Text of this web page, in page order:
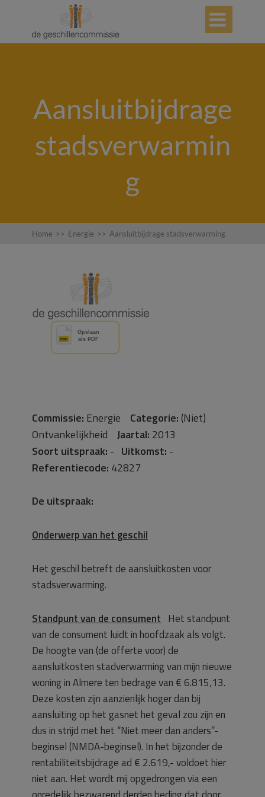

Aansluitbijdrage
stadsverwarmin
g
Home >> Energie >> Aansluitbijdrage stadsverwarming
Commissie: Energie Categorie:(Niet)
Ontvankelijkheid Jaartal: 2013
Soort uitspraak: - Uitkomst: -
Referentiecode: 42827
De uitspraak:
Onderwerp van het geschil
Het geschil betreft de aansluitkosten voor
stadsverwarming.
Standpunt van de consument Het standpunt
van de consument luidt in hoofdzaak als volgt.
De hoogte van (de offerte voor) de
aansluitkosten stadverwarming van mijn nieuwe
woning in Almere ten bedrage van € 6.815,13.
Deze kosten zijn aanzienlijk hoger dan bij
aansluiting op het gasnet het geval zou zijn en
dus in strijd met het “Niet meer dan anders”-
beginsel (NMDA-beginsel). In het bijzonder de
rentabiliteitsbijdrage ad € 2.619,- voldoet hier
niet aan. Het wordt mij opgedrongen via een